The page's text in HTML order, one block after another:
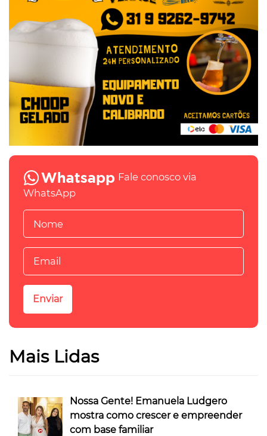
Fale conosco via
WhatsApp
Mais Lidas
Nossa Gente! Emanuela Ludgero
mostra como crescer e empreender
com base familiar